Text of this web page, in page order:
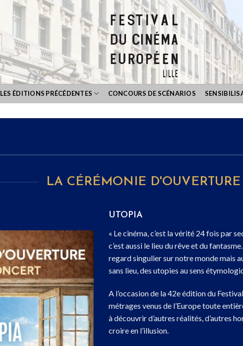
LES ÉDITIONS PRÉCÉDENTES CONCOURS DE SCÉNARIOS
LA CÉRÉMONIE D'OUVERTURE
UTOPIA
« Le cinéma,c’est la vérité 24 fois par
c’est aussi le lieu du rêve et du fantasme.
regard singulier sur notre monde mais
sans lieu,des utopies au sens
A l’occasion de la 42e édition du
métrages venus de l’Europe toute
à découvrir d’autres réalités, d’autres
croire en l’illusion.